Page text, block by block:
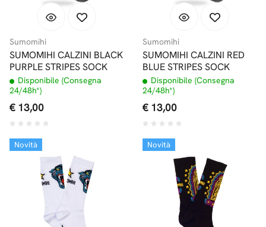
Sumomihi
SUMOMIHI CALZINI BLACK
PURPLE STRIPES SOCK
Disponibile (Consegna
24/48h*)
€ 13,00
Sumomihi
SUMOMIHI CALZINI RED
BLUE STRIPES SOCK
Disponibile (Consegna
24/48h*)
€ 13,00
Novità Novità